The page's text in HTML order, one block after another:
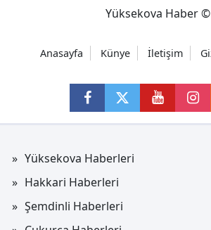
Yüksekova Haber ©
Anasayfa Künye İletişim
Yüksekova Haberleri
Hakkari Haberleri
Şemdinli Haberleri